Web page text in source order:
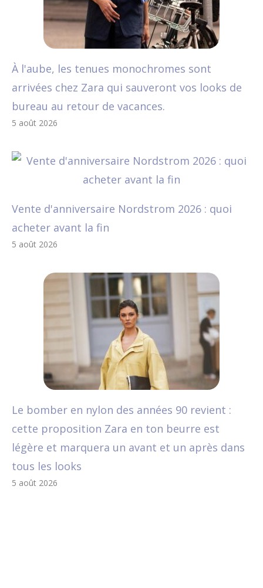
À l'aube, les tenues monochromes sont
arrivées chez Zara qui sauveront vos looks de
bureau au retour de vacances.
5 août 2026
Vente d'anniversaire Nordstrom 2026 : quoi
acheter avant la fin
5 août 2026
Le bomber en nylon des années 90 revient :
cette proposition Zara en ton beurre est
légère et marquera un avant et un après dans
tous les looks
5 août 2026